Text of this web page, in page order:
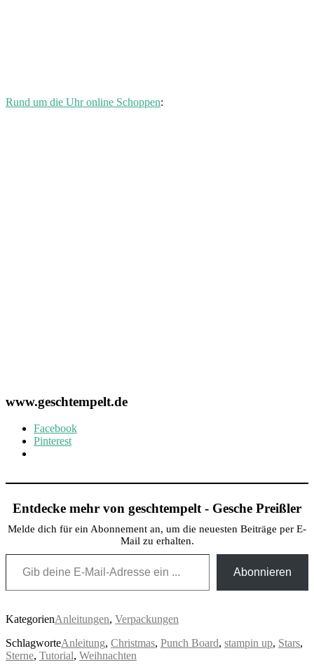
Rund um die Uhr online Schoppen:
www.geschtempelt.de
Facebook
Pinterest
Entdecke mehr von geschtempelt - Gesche Preißler
Melde dich für ein Abonnement an, um die neuesten Beiträge per E-
Mail zu erhalten.
Gib deine E-Mail-Adresse ein ...
Abonnieren
KategorienAnleitungen, Verpackungen
SchlagworteAnleitung, Christmas, Punch Board, stampin up, Stars,
Sterne, Tutorial, Weihnachten